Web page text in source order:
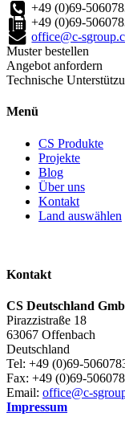
+49 (0)69-
+49 (0)69-
office@c-
Muster bestellen
Angebot anfordern
Technische
Menü
CS Produkte
Projekte
Blog
Über uns
Kontakt
Land auswählen
Kontakt
CS Deutschland
Pirazzistraße 18
63067 Offenbach
Deutschland
Tel: +49 (0)69-
Fax: +49 (0)69-
Email: office@c-
Impressum